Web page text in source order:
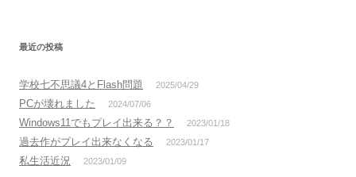
最近の投稿
学校七不思議4とFlash問題 2025/04/29
PCが壊れました 2024/07/06
Windows11でもプレイ出来る？？ 2023/01/18
過去作がプレイ出来なくなる 2023/01/17
私生活近況 2023/01/09